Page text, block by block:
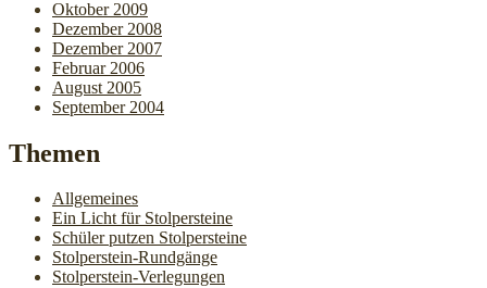
Oktober 2009
Dezember 2008
Dezember 2007
Februar 2006
August 2005
September 2004
Themen
Allgemeines
Ein Licht für Stolpersteine
Schüler putzen Stolpersteine
Stolperstein-Rundgänge
Stolperstein-Verlegungen